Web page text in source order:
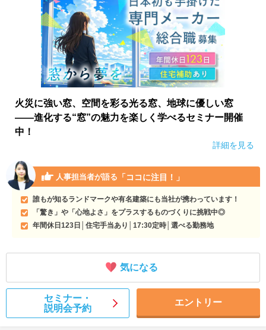
火災に強い窓、空間を彩る光る窓、地球に優しい窓
――進化する“窓”の魅力を楽しく学べるセミナー開催
中！
詳細を見る
人事担当者が語る 「ココに注目！」
誰もが知るランドマークや有名建築にも当社が携わっています！
「驚き」や「心地よさ」をプラスするものづくりに挑戦中◎
年間休日123日│住宅手当あり│17:30定時│選べる勤務地
気になる
セミナー・
説明会予約
エントリー